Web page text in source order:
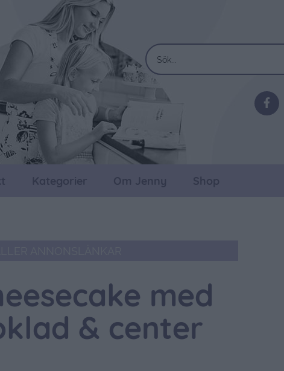
Kategorier Om Jenny Shop
med
& center